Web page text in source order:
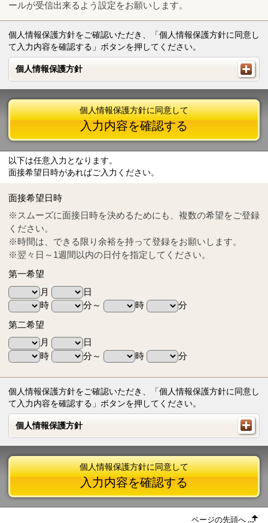
ールが受信出来るよう設定をお願いします。
個人情報保護方針をご確認いただき、「個人情報保護方針に同意し
て入力内容を確認する」ボタンを押してください。
個人情報保護方針
個人情報保護方針
Tel
0570-55-0314
個人情報保護方針に同意して
入力内容を確認する
以下は任意入力となります。
面接希望日時があればご入力ください。
面接希望日時
※スムーズに面接日時を決めるためにも、複数の希望をご登録
ください。
※時間は、できる限り余裕を持って登録をお願いします。
※翌々日～1週間以内の日付を指定してください。
第一希望
月
日
時
分～ 時
分
第二希望
月
日
時
分～ 時 分
個人情報保護方針をご確認いただき、「個人情報保護方針に同意し
て入力内容を確認する」ボタンを押してください。
個人情報保護方針
個人情報保護方針
個人情報保護方針に同意して
入力内容を確認する
ページの先頭へ